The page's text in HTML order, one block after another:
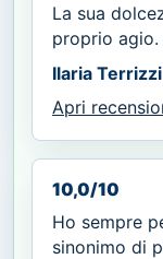
La sua
proprio agio.
Ilaria Terrizzi
Apri
10,0/10
Ho sempre
sinonimo di